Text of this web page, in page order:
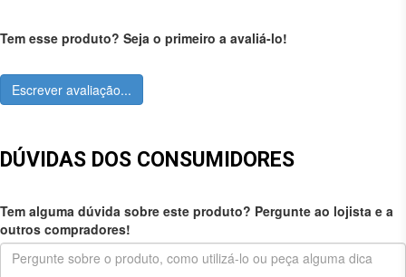
Tem esse produto? Seja o primeiro a avaliá-lo!
Escrever avaliação...
DÚVIDAS DOS CONSUMIDORES
Tem alguma dúvida sobre este produto? Pergunte ao lojista e a
outros compradores!